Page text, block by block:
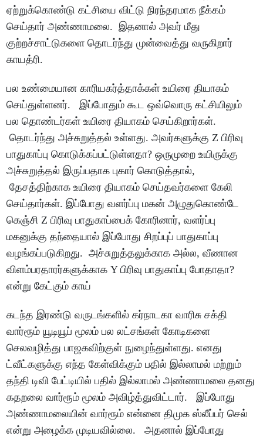
ஏற்றுக்கொண்டு கட்சியை விட்டு நிரந்தரமாக நீக்கம்
செய்தார் அண்ணாமலை. இதனால் அவர் மீது
குற்றச்சாட்டுகளை தொடர்ந்து முன்வைத்து வருகிறார்
காயத்ரி.
பல உண்மையான காரியகர்த்தாக்கள் உயிரை தியாகம்
செய்துள்ளனர். இப்போதும் கூட ஒவ்வொரு கட்சியிலும்
பல தொண்டர்கள் உயிரை தியாகம் செய்கிறார்கள்.
தொடர்ந்து அச்சுறுத்தல் உள்ளது. அவர்களுக்கு Z பிரிவு
பாதுகாப்பு கொடுக்கப்பட்டுள்ளதா? ஒருமுறை உயிருக்கு
அச்சுறுத்தல் இருப்பதாக புகார் கொடுத்தால்,
தேசத்திற்காக உயிரை தியாகம் செய்தவர்களை கேலி
செய்தார்கள். இப்போது வளர்ப்பு மகன் அழுதுகொண்டே
கெஞ்சி Z பிரிவு பாதுகாப்பைக் கோரினார், வளர்ப்பு
மகனுக்கு தந்தையால் இப்போது சிறப்புப் பாதுகாப்பு
வழங்கப்படுகிறது. அச்சுறுத்தலுக்காக அல்ல, வீணான
விளம்பரதாரர்களுக்காக Y பிரிவு பாதுகாப்பு போதாதா?
என்று கேட்கும் காய்
கடந்த இரண்டு வருடங்களில் கர்நாடகா வாரிசு சக்தி
வார்ரூம் யூடியூப் மூலம் பல லட்சங்கள் கோடிகளை
செலவழித்து பாஜகவிற்குள் நுழைந்துள்ளது. எனது
ட்வீட்களுக்கு எந்த கேள்விக்கும் பதில் இல்லாமல் மற்றும்
தந்தி டிவி பேட்டியில் பதில் இல்லாமல் அண்ணாமலை தனது
கதறலை வார்ரூம் மூலம் அவிழ்த்துவிட்டார். இப்போது
அண்ணாமலையின் வார்ரூம் என்னை திமுக ஸ்லீப்பர் செல்
என்று அழைக்க முடியவில்லை. அதனால் இப்போது